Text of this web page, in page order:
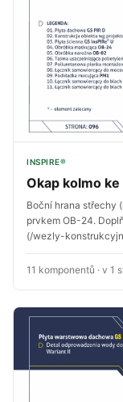
INSPIRE®
Okap kolmo
Boční hrana střechy
prvkem OB-24.
(/wezly-
strana).
11 komponentů · v 1